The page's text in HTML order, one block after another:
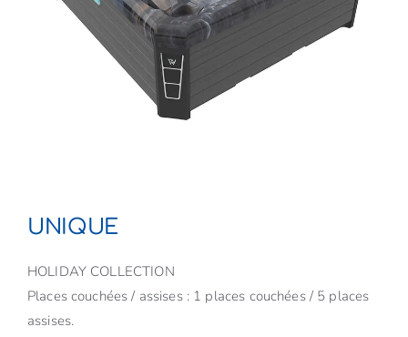
UNIQUE
HOLIDAY COLLECTION
Places couchées / assises : 1 places couchées / 5 places
assises.